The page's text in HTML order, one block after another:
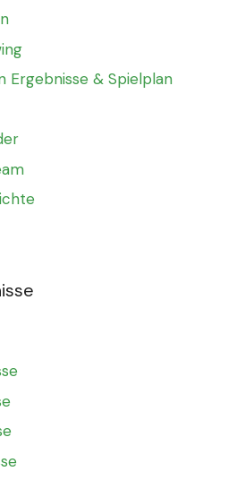
Ergebnisse & Spielplan